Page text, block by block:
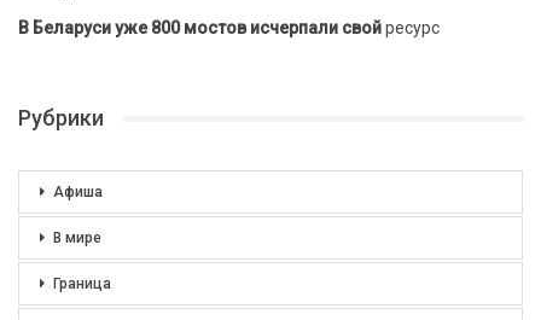
В Беларуси уже 800 мостов исчерпали свойресурс
Рубрики
Афиша
В мире
Граница